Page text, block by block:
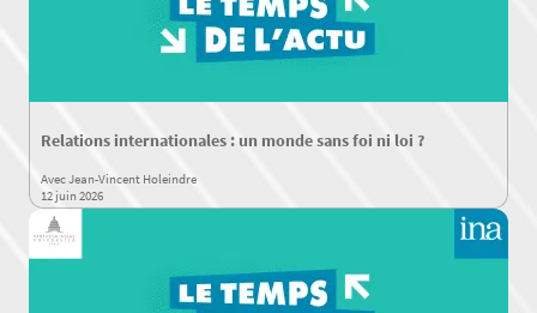
Relations internationales : un monde sans foi ni loi ?
Avec Jean-Vincent Holeindre
12 juin 2026